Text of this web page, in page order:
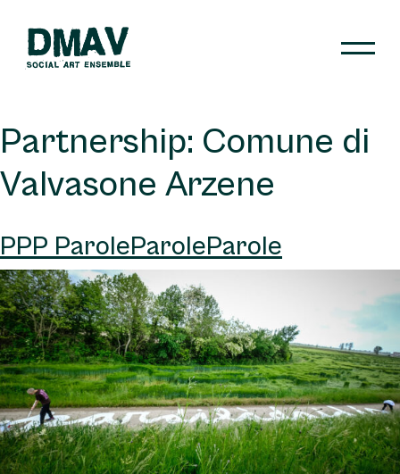
content
Partnership: Comune di
Valvasone Arzene
PPP ParoleParoleParole